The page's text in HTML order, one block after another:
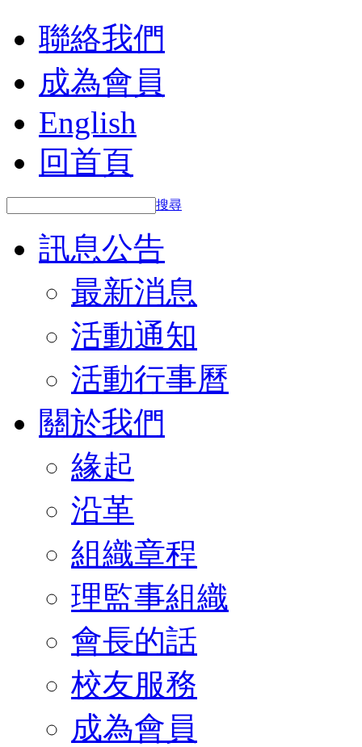
聯絡我們
成為會員
English
回首頁
搜尋
訊息公告
最新消息
活動通知
活動行事曆
關於我們
緣起
沿革
組織章程
理監事組織
會長的話
校友服務
成為會員